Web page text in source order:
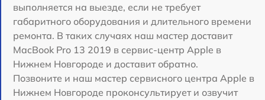
выполняется на выезде, если не требует
габаритного оборудования и длительного времени
ремонта. В таких случаях наш мастер доставит
MacBook Pro 13 2019 в сервис-центр Apple в
Нижнем Новгороде и доставит обратно.
Позвоните и наш мастер сервисного центра Apple в
Нижнем Новгороде проконсультирует и озвучит